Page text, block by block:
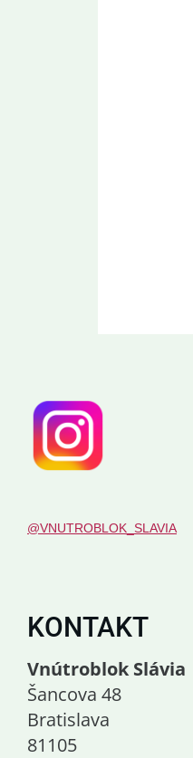
@VNUTROBLOK_SLAVIA
KONTAKT
Vnútroblok Slávia
Šancova 48
Bratislava
81105